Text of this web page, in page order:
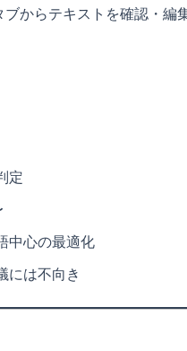
からテキストを確認・編
定
中心の最適化
には不向き